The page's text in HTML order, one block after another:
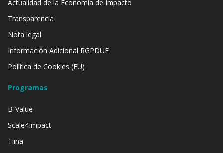
Actualidad de la Economía de Impacto
Transparencia
Nota legal
Información Adicional RGPDUE
Política de Cookies (EU)
Programas
B-Value
Scale4Impact
Tiina